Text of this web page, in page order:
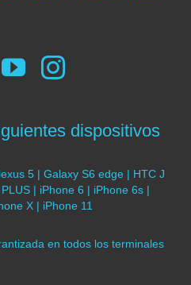
dispositivos
5 | Galaxy S6 edge | HTC J
| iPhone 6 | iPhone 6s |
X | iPhone 11
en todos los terminales